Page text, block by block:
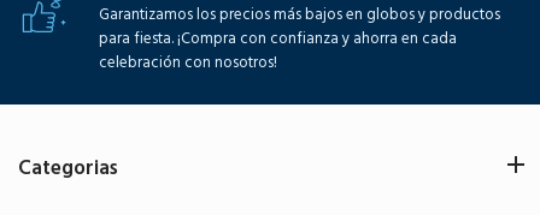
Garantizamos los precios más bajos en globos y productos
para fiesta. ¡Compra con confianza y ahorra en cada
celebración con nosotros!
Categorias